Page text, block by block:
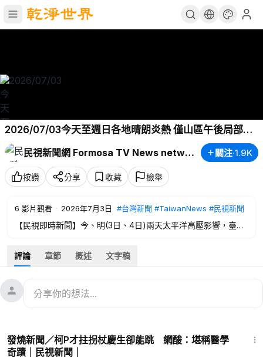
2026/07/03今天至週日各地晴朗炎熱 僅山區午後局部陣
雨－民視新聞
民視新聞網 Formosa TV News network
關注·1.9K
按讚 分享 收藏 檢舉
6 影片觀看 · 2026年7月3日 #台灣新聞 #TaiwanNews #民視新聞
【民視即時新聞】今、明(3日、4日)兩天太平洋高壓影響，臺灣
半島有零星短暫陣雨，午後各地山區有局部短暫雷陣雨。
#台灣新聞
看新聞：https://www.ftvnews.com.tw/news/detail/2026703W
07M1?utm_source=youtube&utm_medium=description
✅ 民視新聞網：https://www.ftvnews.com.tw/
✅ 民視新聞FB：
評論 章節 概述 文字稿
發燒新聞／柯P才拄拐杖慶生卻能跳 網酸：堪稱醫學
奇蹟｜民視新聞｜